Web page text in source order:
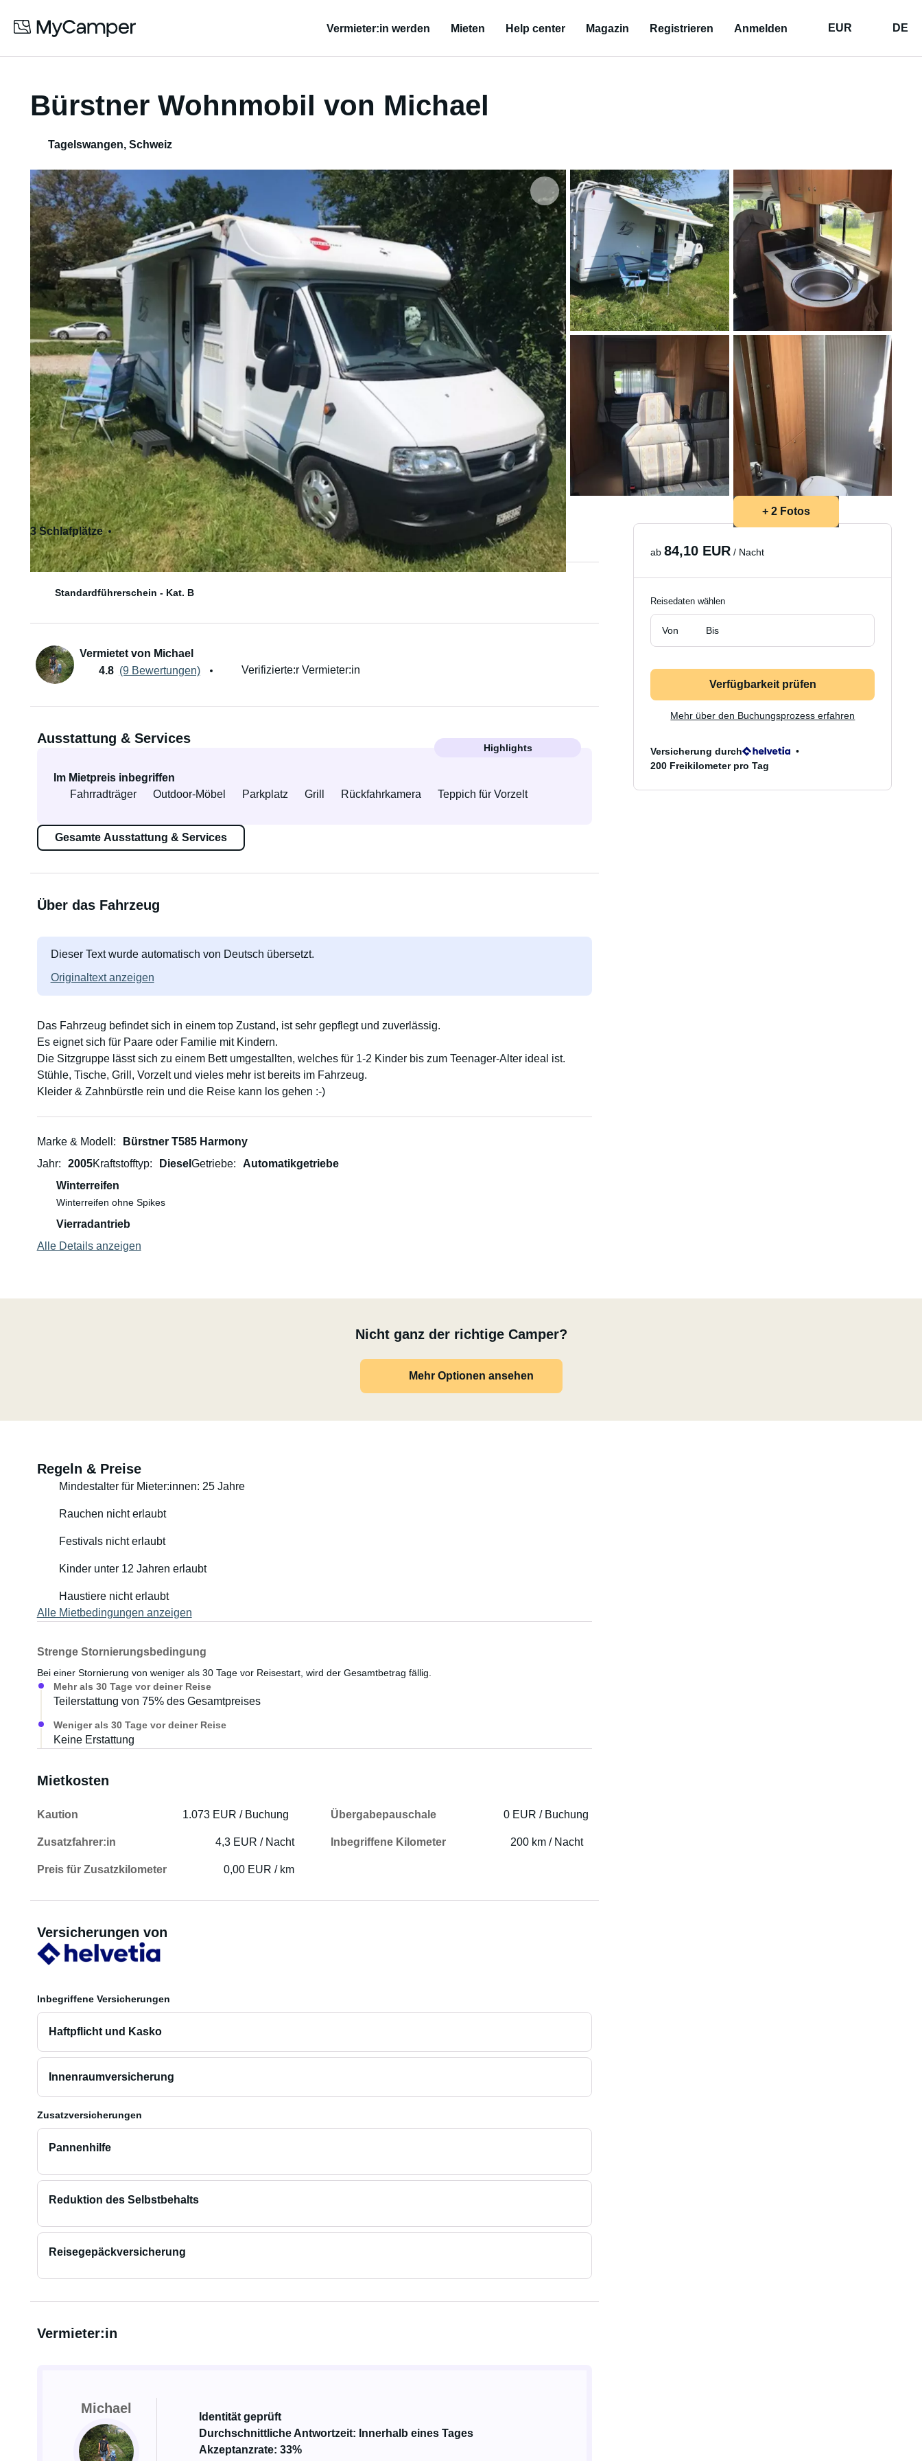
Vermieter:in werden Mieten Help center Magazin Registrieren Anmelden EUR DE
Bürstner Wohnmobil von Michael
Tagelswangen, Schweiz
+ 2 Fotos
3 Schlafplätze
4 Sitzplätze
Standardführerschein - Kat. B
Vermietet von Michael
4.8 (9 Bewertungen) Verifizierte:r Vermieter:in
Ausstattung & Services
Highlights
Im Mietpreis inbegriffen
Fahrradträger
Outdoor-Möbel Parkplatz Grill Rückfahrkamera Teppich für Vorzelt
Gesamte Ausstattung & Services
Über das Fahrzeug
Dieser Text wurde automatisch von Deutsch übersetzt.
Originaltext anzeigen
Das Fahrzeug befindet sich in einem top Zustand, ist sehr gepflegt und zuverlässig.
Es eignet sich für Paare oder Familie mit Kindern.
Die Sitzgruppe lässt sich zu einem Bett umgestallten, welches für 1-2 Kinder bis zum Teenager-Alter ideal ist.
Stühle, Tische, Grill, Vorzelt und vieles mehr ist bereits im Fahrzeug.
Kleider & Zahnbürstle rein und die Reise kann los gehen :-)
Marke & Modell
Bürstner T585 Harmony
Jahr
2005Kraftstofftyp Diesel Getriebe
Automatikgetriebe
Winterreifen
Winterreifen ohne Spikes
Vierradantrieb
Alle Details anzeigen
Nicht ganz der richtige Camper?
Mehr Optionen ansehen
Regeln & Preise
Mindestalter für Mieter:innen: 25 Jahre
Rauchen nicht erlaubt
Festivals nicht erlaubt
Kinder unter 12 Jahren erlaubt
Haustiere nicht erlaubt
Alle Mietbedingungen anzeigen
Strenge Stornierungsbedingung
Bei einer Stornierung von weniger als 30 Tage vor Reisestart, wird der Gesamtbetrag fällig.
Mehr als 30 Tage vor deiner Reise
Teilerstattung von 75% des Gesamtpreises
Weniger als 30 Tage vor deiner Reise
Keine Erstattung
Mietkosten
Kaution 1.073 EUR / Buchung Übergabepauschale 0 EUR / Buchung
Zusatzfahrer:in 4,3 EUR / Nacht Inbegriffene Kilometer 200 km / Nacht
Preis für Zusatzkilometer 0,00 EUR / km
Versicherungen von
Inbegriffene Versicherungen
Haftpflicht und Kasko
Innenraumversicherung
Zusatzversicherungen
Pannenhilfe
Reduktion des Selbstbehalts
Reisegepäckversicherung
Vermieter:in
Michael
Identität geprüft
Durchschnittliche Antwortzeit: Innerhalb eines Tages
Akzeptanzrate: 33%
ab84,10 EUR / Nacht
Reisedaten wählen
Von Bis
Verfügbarkeit prüfen
Mehr über den Buchungsprozess erfahren
Versicherung durch
200 Freikilometer pro Tag